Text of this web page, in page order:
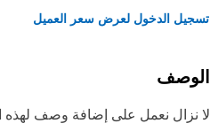
الدخول لعرض سعر العميل
نزال نعمل على إضافة وصف لهذه